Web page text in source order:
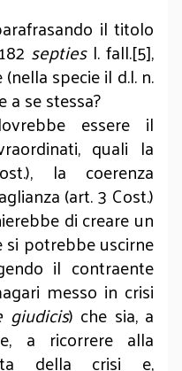
il titolo
septiesl. fall.[5],
specie il d.l. n.
a se stessa?
essere il
quali la
la coerenza
(art. 3 Cost.)
di creare un
potrebbe uscirne
il contraente
messo in crisi
giudicis) che sia, a
a ricorrere alla
della crisi e,